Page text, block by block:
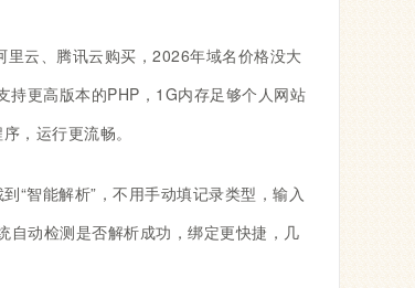
云、腾讯云购买，2026年域名价格没大
持更高版本的PHP，1G内存足够个人网站
，运行更流畅。
“智能解析”，不用手动填记录类型，输入
自动检测是否解析成功，绑定更快捷，几